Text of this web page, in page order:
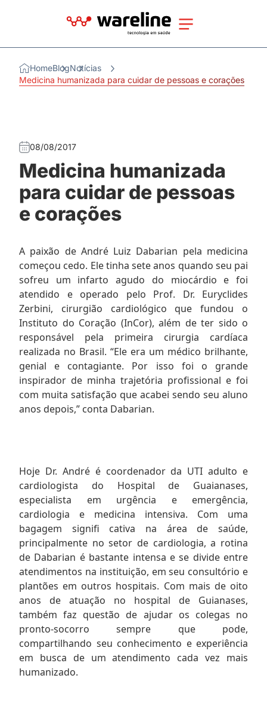
HomeBlogNotícias
Medicina humanizada para cuidar de pessoas e corações
08/08/2017
Medicina humanizada
para cuidar de pessoas
e corações
A paixão de André Luiz Dabarian pela medicina
começou cedo. Ele tinha sete anos quando seu pai
sofreu um infarto agudo do miocárdio e foi
atendido e operado pelo Prof. Dr. Euryclides
Zerbini, cirurgião cardiológico que fundou o
Instituto do Coração (InCor), além de ter sido o
responsável pela primeira cirurgia cardíaca
realizada no Brasil. “Ele era um médico brilhante,
genial e contagiante. Por isso foi o grande
inspirador de minha trajetória profissional e foi
com muita satisfação que acabei sendo seu aluno
anos depois,” conta Dabarian.
Hoje Dr. André é coordenador da UTI adulto e
cardiologista do Hospital de Guaianases,
especialista em urgência e emergência,
cardiologia e medicina intensiva. Com uma
bagagem signifi cativa na área de saúde,
principalmente no setor de cardiologia, a rotina
de Dabarian é bastante intensa e se divide entre
atendimentos na instituição, em seu consultório e
plantões em outros hospitais. Com mais de oito
anos de atuação no hospital de Guianases,
também faz questão de ajudar os colegas no
pronto-socorro sempre que pode,
compartilhando seu conhecimento e experiência
em busca de um atendimento cada vez mais
humanizado.